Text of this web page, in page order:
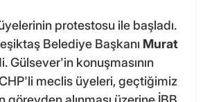
protestosu ile başladı.
Belediye Başkanı Murat
Gülsever'in konuşmasının
meclis üyeleri, geçtiğimiz